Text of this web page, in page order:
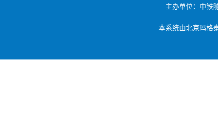
主办单位：中铁
本系统由北京玛格